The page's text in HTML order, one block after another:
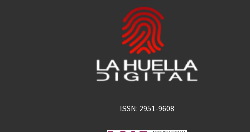
ISSN: 2951-9608